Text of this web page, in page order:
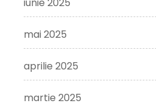
mai 2025
aprilie 2025
martie 2025